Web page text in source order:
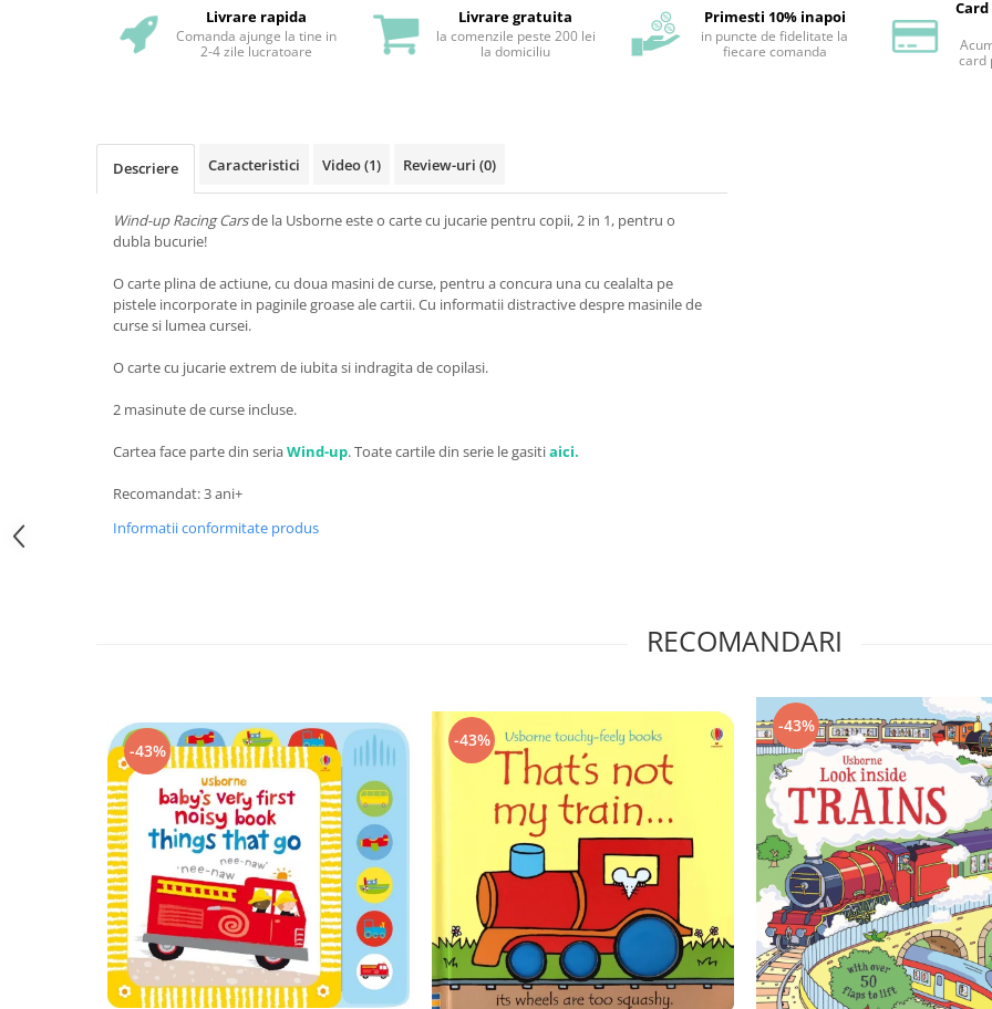
Livrare rapida
Comanda ajunge la tine in
2-4 zile lucratoare
Livrare gratuita
la comenzile peste 200 lei
la domiciliu
Primesti 10% inapoi
in puncte de fidelitate la
fiecare comanda
card
Descriere Caracteristici Video(1) Review-uri (0)
Wind-up Racing Carsde la Usborne este o carte cu jucarie pentru copii, 2 in 1, pentru o
dubla bucurie!
O carte plina de actiune, cu doua masini de curse, pentru a concura una cu cealalta pe
pistele incorporate in paginile groase ale cartii. Cu informatii distractive despre masinile de
curse si lumea cursei.
O carte cu jucarie extrem de iubita si indragita de copilasi.
2 masinute de curse incluse.
Cartea face parte din seriaWind-up. Toate cartile din serie le gasitiaici.
Recomandat: 3 ani+
Informatii conformitate produs
RECOMANDARI
-43%
-43%
-43%